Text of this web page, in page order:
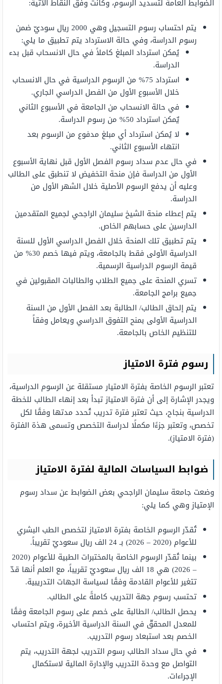
الضوابط العامة لتسديد الرسوم، وكانت وفق النقاط الآتية:
يتم احتساب رسوم التسجيل وهي 2000 ريال سوديّ ضمن
رسوم الدراسة، وفي حالة الاسترداد يتم تطبيق ما يلي:
يُمكن استرداد المبلغ كاملاً في حال الانسحاب قبل بدء
الدراسة.
استرداد 75% من الرسوم الدراسية في حال الانسحاب
خلال الأسبوع الأول من الفصل الدراسي الجاري.
في حالة الانسحاب من الجامعة في الأسبوع الثاني
يٌمكن استرداد 50% من رسوم الدراسة.
لا يُمكن استرداد أي مبلغ مدفوع من الرسوم بعد
انتهاء الأسبوع الثاني.
في حال عدم سداد رسوم الفصل الأول قبل نهاية الأسبوع
الأول من الدراسة فإن منحة التخفيض لا تنطبق على الطالب
وعليه أن يدفع الرسوم الأصلية خلال الشهر الأول من
الدراسة.
يتم إعطاء منحة الشيخ سليمان الراجحي لجميع المتقدمين
الدارسين على حسابهم الخاص.
يتم تطبيق تلك المنحة خلال الفصل الدراسي الأول للسنة
الدراسية الأولى فقط بالجامعة، ويتم فيها خصم 30% من
قيمة الرسوم الدراسية الرسمية.
تسري المنحة على جميع الطلاب والطالبات المقبولين في
جميع برامج الجامعة.
يتم إلحاق الطالب/ الطالبة بعد الفصل الأول من السنة
الدراسية الأولى بمنح التفوق الدراسي ويعامل وفقاً
للتنظيم الخاص بالجامعة.
رسوم فترة الامتياز
تعتبر الرسوم الخاصة بفترة الامتيار مستقلة عن الرسوم الدراسية،
ويجدر الإشارة إلى أن فترة الامتياز تبدأ بعد إنهاء الطالب للخطة
الدراسية بنجاح، حيث تعتبر فترة تدريب تُحدد مدتها وفقًا لكل
تخصص، وتعتبر جزءًا مكملًا لدراسة التخصص وتسمى هذة الفترة
(فترة الامتياز).
ضوابط السياسات المالية لفترة الامتياز
وضعت جامعة سليمان الراجحي بعض الضوابط عن سداد رسوم
الإمتياز وهي كما يلي:
تُقدّر الرسوم الخاصة بفترة الامتياز لتخصص الطب البشري
للأعوام (2020 – 2026) بـ 24 الف ريال سعوديّ تقريباً.
بينما تُقدّر الرسوم الخاصة بالمختبرات الطبية للأعوام (2020
– 2026) هي 18 الف ريال سعوديّ تقريباً، مع العلم أنها قدّ
تتغير للأعوام القادمة وفقًا لسياسة الجهات التدريبية.
تحتسب رسوم جهة التدريب كاملةً على الطالب.
يحصل الطالب/ الطالبة على خصم على رسوم الجامعة وفقًا
للمعدل المحققّ في السنة الدراسية الأخيرة، ويتم احتساب
الخصم بعد استبعاد رسوم التدريب.
في حال سداد الطالب رسوم التدريب لجهة التدريب، يتم
التواصل مع وحدة التدريب والإدارة المالية لاستكمال
الإجراءات.